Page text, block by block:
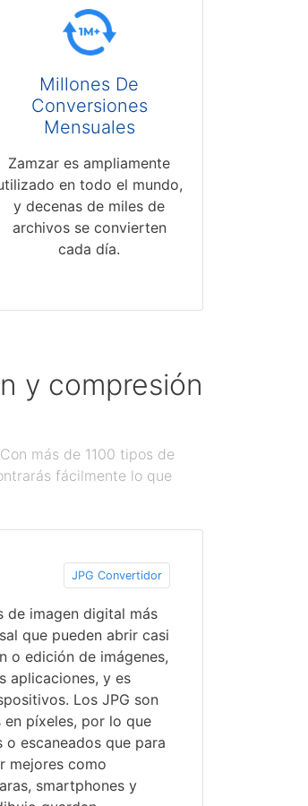
Millones De
Conversiones
Mensuales
Zamzar es ampliamente
en todo el mundo,
y decenas de miles de
archivos se convierten
cada día.
y compresión
más de 1100 tipos de
fácilmente lo que
JPG Convertidor
de imagen digital más
que pueden abrir casi
o edición de imágenes,
aplicaciones, y es
Los JPG son
en píxeles, por lo que
escaneados que para
mejores como
smartphones y